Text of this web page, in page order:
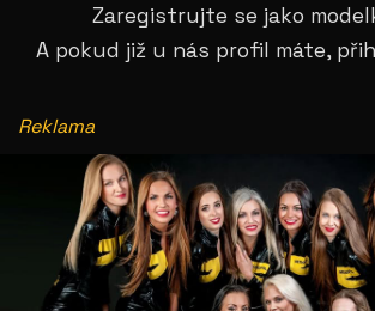
Reklama
Zaregistrujte se jako
A pokud již u nás profil máte,